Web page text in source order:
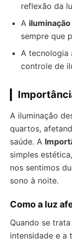
reflexão da
A
sempre que
A tecnologia
controle de
A iluminação
quartos,
saúde. A
simples
nos sentimos
sono à noite.
Como a luz
Quando se
intensidade e a